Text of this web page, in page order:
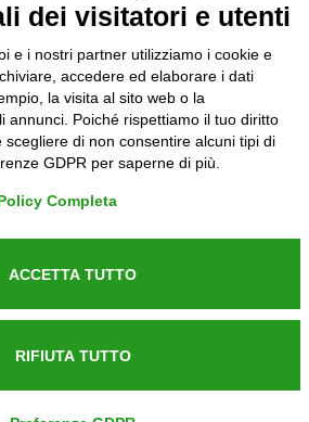
GDPR (679/2016)
Reclami
ed Indennizzi
Contatti
UNI EN ISO 9001:2015
dei visitatori e utenti
e i nostri partner utilizziamo i cookie e
accedere ed elaborare i dati
la visita al sito web o la
annunci. Poiché rispettiamo il tuo diritto
scegliere di non consentire alcuni tipi di
GDPR per saperne di più.
Completa
ACCETTA TUTTO
RIFIUTA TUTTO